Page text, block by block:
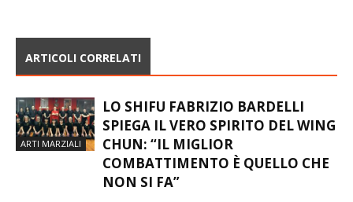
LO SHIFU FABRIZIO BARDELLI
SPIEGA IL VERO SPIRITO DEL WING
CHUN: “IL MIGLIOR
COMBATTIMENTO È QUELLO CHE